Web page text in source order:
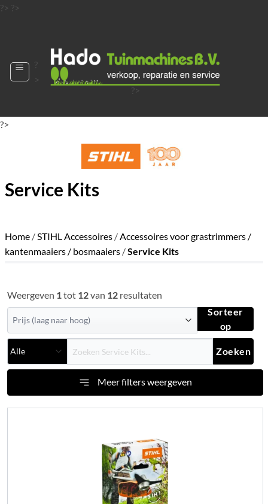
?> ?>
?>
?
?>
Service Kits
Home /STIHL Accessoires /Accessoires voor grastrimmers /
kantenmaaiers / bosmaaiers /Service Kits
Weergeven 1tot 12van 12 resultaten
Sorteer
op
Zoeken
Meer filters weergeven